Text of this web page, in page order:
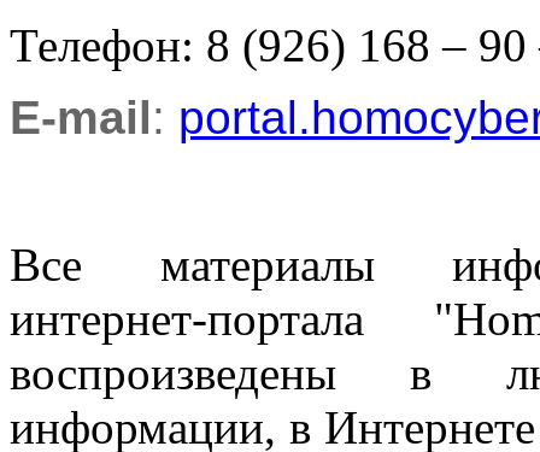
Телефон: 8 (926) 168 – 90
E-mail:
Все материалы
интернет-портала
воспроизведены в
информации, в